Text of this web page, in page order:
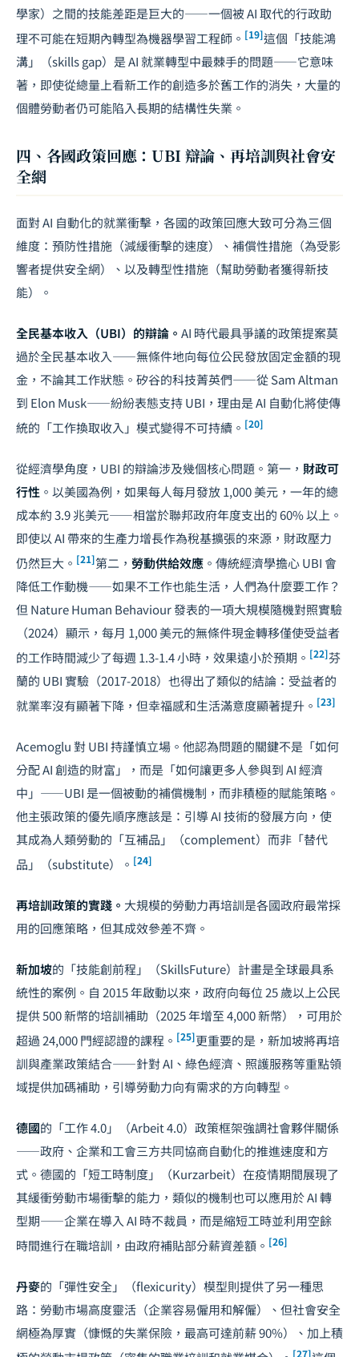
學家）之間的技能差距是巨大的——一個被 AI 取代的行政助
理不可能在短期內轉型為機器學習工程師。 [19]這個「技能鴻
溝」（skills gap）是 AI 就業轉型中最棘手的問題——它意味
著，即使從總量上看新工作的創造多於舊工作的消失，大量的
個體勞動者仍可能陷入長期的結構性失業。
四、各國政策回應：UBI 辯論、再培訓與社會安
全網
面對 AI 自動化的就業衝擊，各國的政策回應大致可分為三個
維度：預防性措施（減緩衝擊的速度）、補償性措施（為受影
響者提供安全網）、以及轉型性措施（幫助勞動者獲得新技
能）。
全民基本收入（UBI）的辯論。 AI 時代最具爭議的政策提案莫
過於全民基本收入——無條件地向每位公民發放固定金額的現
金，不論其工作狀態。矽谷的科技菁英們——從 Sam Altman
到 Elon Musk——紛紛表態支持 UBI，理由是 AI 自動化將使傳
統的「工作換取收入」模式變得不可持續。 [20]
從經濟學角度，UBI 的辯論涉及幾個核心問題。第一， 財政可
行性 。以美國為例，如果每人每月發放 1,000 美元，一年的總
成本約 3.9 兆美元——相當於聯邦政府年度支出的 60% 以上。
即使以 AI 帶來的生產力增長作為稅基擴張的來源，財政壓力
仍然巨大。 [21]第二， 勞動供給效應 。傳統經濟學擔心 UBI 會
降低工作動機——如果不工作也能生活，人們為什麼要工作？
但 Nature Human Behaviour 發表的一項大規模隨機對照實驗
（2024）顯示，每月 1,000 美元的無條件現金轉移僅使受益者
的工作時間減少了每週 1.3-1.4 小時，效果遠小於預期。 [22]芬
蘭的 UBI 實驗（2017-2018）也得出了類似的結論：受益者的
就業率沒有顯著下降，但幸福感和生活滿意度顯著提升。 [23]
Acemoglu 對 UBI 持謹慎立場。他認為問題的關鍵不是「如何
分配 AI 創造的財富」，而是「如何讓更多人參與到 AI 經濟
中」——UBI 是一個被動的補償機制，而非積極的賦能策略。
他主張政策的優先順序應該是：引導 AI 技術的發展方向，使
其成為人類勞動的「互補品」（complement）而非「替代
品」（substitute）。 [24]
再培訓政策的實踐。 大規模的勞動力再培訓是各國政府最常採
用的回應策略，但其成效參差不齊。
新加坡的「技能創前程」（SkillsFuture）計畫是全球最具系
統性的案例。自 2015 年啟動以來，政府向每位 25 歲以上公民
提供 500 新幣的培訓補助（2025 年增至 4,000 新幣），可用於
超過 24,000 門經認證的課程。 [25]更重要的是，新加坡將再培
訓與產業政策結合——針對 AI、綠色經濟、照護服務等重點領
域提供加碼補助，引導勞動力向有需求的方向轉型。
德國的「工作 4.0」（Arbeit 4.0）政策框架強調社會夥伴關係
——政府、企業和工會三方共同協商自動化的推進速度和方
式。德國的「短工時制度」（Kurzarbeit）在疫情期間展現了
其緩衝勞動市場衝擊的能力，類似的機制也可以應用於 AI 轉
型期——企業在導入 AI 時不裁員，而是縮短工時並利用空餘
時間進行在職培訓，由政府補貼部分薪資差額。 [26]
丹麥的「彈性安全」（flexicurity）模型則提供了另一種思
路：勞動市場高度靈活（企業容易僱用和解僱）、但社會安全
網極為厚實（慷慨的失業保險，最高可達前薪 90%）、加上積
[27]